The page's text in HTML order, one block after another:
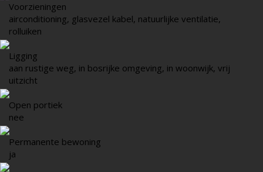
Voorzieningen
airconditioning, glasvezel kabel, natuurlijke ventilatie,
rolluiken
Ligging
aan rustige weg, in bosrijke omgeving, in woonwijk, vrij
uitzicht
Open portiek
nee
Permanente bewoning
ja